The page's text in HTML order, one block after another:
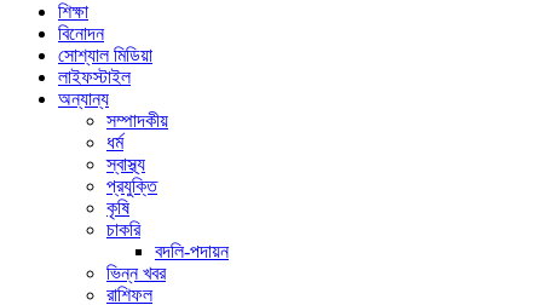
শিক্ষা
বিনোদন
সোশ্যাল মিডিয়া
লাইফস্টাইল
অন্যান্য
সম্পাদকীয়
ধর্ম
স্বাস্থ্য
প্রযুক্তি
কৃষি
চাকরি
বদলি-পদায়ন
ভিন্ন খবর
রাশিফল